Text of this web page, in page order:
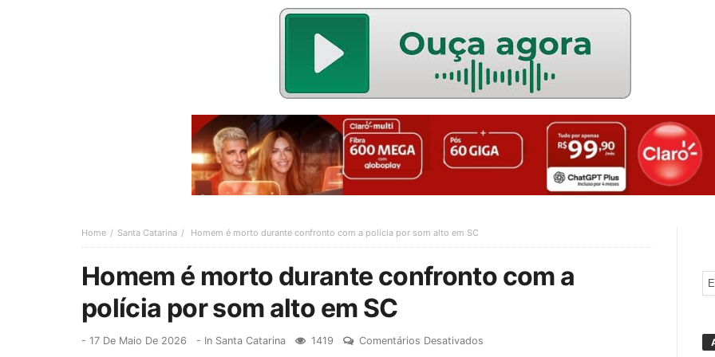
Home Santa Catarina Homem é morto durante confronto com a polícia por som alto em SC
Homem é morto durante confronto com a
polícia por som alto em SC
- 17 De Maio De 2026 - In Santa Catarina 1419 Comentários Desativados